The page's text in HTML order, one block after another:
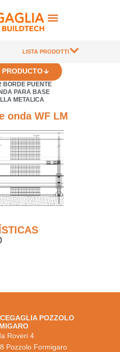
LISTA PRODOTTI
BORDE PUENTE
PARA BASE
METALICA
onda WF LM
POZZOLO
Roveri 4
Pozzolo Formigaro